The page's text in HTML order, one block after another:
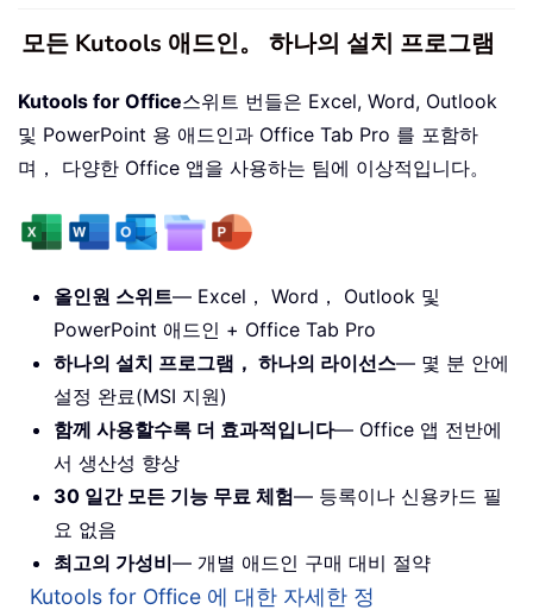
모든 Kutools 애드인。 하나의 설치 프로그램
Kutools for Office스위트 번들은 Excel, Word, Outlook
및 PowerPoint 용 애드인과 Office Tab Pro 를 포함하
며， 다양한 Office 앱을 사용하는 팀에 이상적입니다。
올인원 스위트— Excel， Word， Outlook 및
PowerPoint 애드인 + Office Tab Pro
하나의 설치 프로그램， 하나의 라이선스— 몇 분 안에
설정 완료(MSI 지원)
함께 사용할수록 더 효과적입니다— Office 앱 전반에
서 생산성 향상
30 일간 모든 기능 무료 체험— 등록이나 신용카드 필
요 없음
최고의 가성비— 개별 애드인 구매 대비 절약
Kutools for Office 에 대한 자세한 정